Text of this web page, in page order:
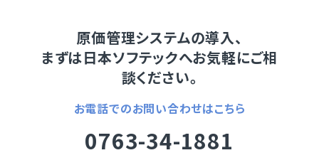
原価管理システムの導入、
まずは日本ソフテックへお気軽にご相
談ください。
お電話でのお問い合わせはこちら
0763-34-1881